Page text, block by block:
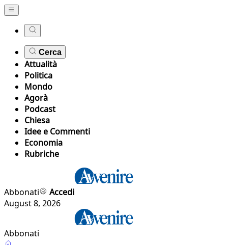
Cerca
Attualità
Politica
Mondo
Agorà
Podcast
Chiesa
Idee e Commenti
Economia
Rubriche
Abbonati
Accedi
August 8, 2026
Abbonati